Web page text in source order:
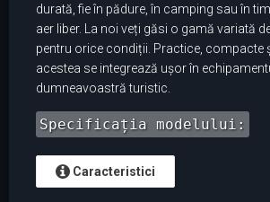
durată, fie în pădure, în camping sau în
aer liber. La noi veți găsi o gamă variată
pentru orice condiții. Practice, compacte
acestea se integrează ușor în
dumneavoastră turistic.
Specificația modelului:
Caracteristici